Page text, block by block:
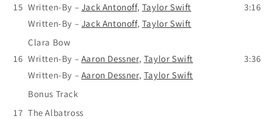
15 Written-By – Jack Antonoff, Taylor Swift
Written-By – Jack Antonoff, Taylor Swift
3:16
16
Clara Bow
Written-By – Aaron Dessner, Taylor Swift
Written-By – Aaron Dessner, Taylor Swift
3:36
Bonus Track
17 The Albatross